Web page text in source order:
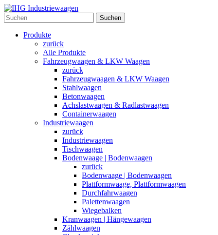
Suchen
Produkte
zurück
Alle Produkte
Fahrzeugwaagen & LKW Waagen
zurück
Fahrzeugwaagen & LKW Waagen
Stahlwaagen
Betonwaagen
Achslastwaagen & Radlastwaagen
Containerwaagen
Industriewaagen
zurück
Industriewaagen
Tischwaagen
Bodenwaage | Bodenwaagen
zurück
Bodenwaage | Bodenwaagen
Plattformwaage, Plattformwaagen
Durchfahrwaagen
Palettenwaagen
Wiegebalken
Kranwaagen | Hängewaagen
Zählwaagen